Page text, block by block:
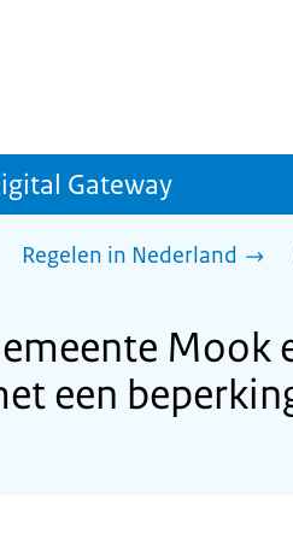
Gateway
Regelen in Nederland
Mook
een